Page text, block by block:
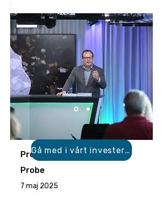
Premiumevent med PTX &
Probe
7 maj 2025
Gå med i vårt investerarnätverk